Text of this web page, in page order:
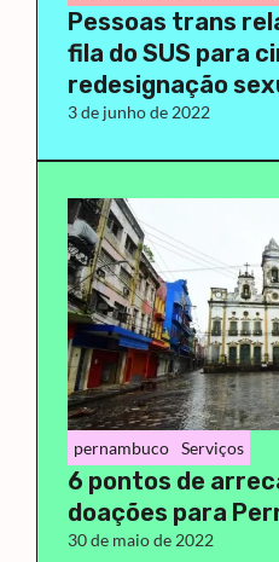
Pessoas trans
fila do SUS para
redesignação
3 de junho de 2022
pernambuco Serviços
6 pontos de
doações para
30 de maio de 2022